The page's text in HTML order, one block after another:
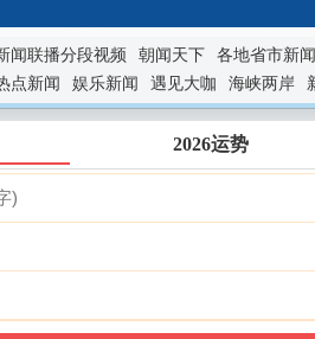
闻联播分段视频 朝闻天下
各地省市新
点新闻 娱乐新闻 遇见大咖 海峡两岸
2026运势